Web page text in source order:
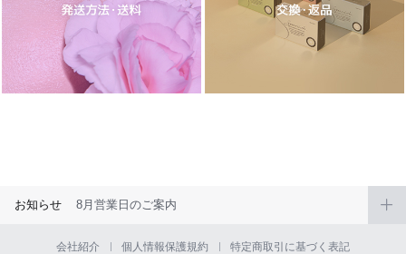
ハロウィンカラコン
ケア用品
総合掲示板
お知らせ 8月営業日のご案内
会社紹介 個人情報保護規約 特定商取引に基づく表記